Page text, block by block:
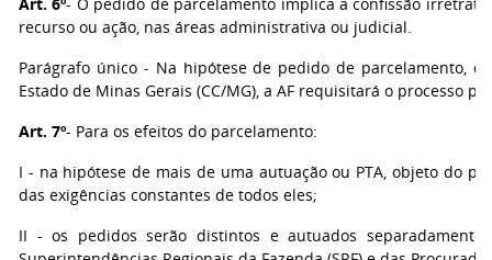
recurso ou ação, nas áreas administrativa ou judicial.
Parágrafo único - Na hipótese de pedido de parcelamento,
Estado de Minas Gerais (CC/MG), a AF requisitará o processo
Art. 7º- Para os efeitos do parcelamento:
I - na hipótese de mais de uma autuação ou PTA, objeto do
das exigências constantes de todos eles;
II - os pedidos serão distintos e autuados